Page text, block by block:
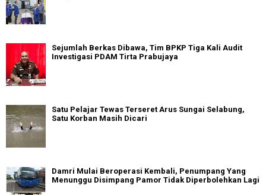
Sejumlah Berkas Dibawa, Tim BPKP Tiga Kali Audit
Investigasi PDAM Tirta Prabujaya
Satu Pelajar Tewas Terseret Arus Sungai Selabung,
Satu Korban Masih Dicari
Damri Mulai Beroperasi Kembali, Penumpang Yang
Menunggu Disimpang Pamor Tidak Diperbolehkan Lagi